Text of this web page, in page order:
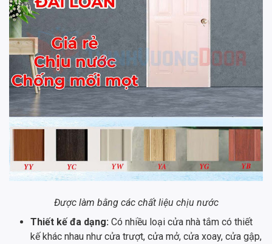
Được làm bằng các chất liệu chịu nước
Thiết kế đa dạng: Có nhiều loại cửa nhà tắm có thiết
kế khác nhau như cửa trượt, cửa mở, cửa xoay, cửa gập,